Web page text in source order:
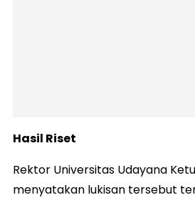
Hasil Riset
Rektor Universitas Udayana
menyatakan lukisan tersebut